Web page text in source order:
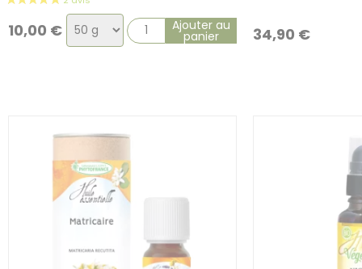
1 avis
10,00 € Choix
de
Ajouter au
panier 34,90 €